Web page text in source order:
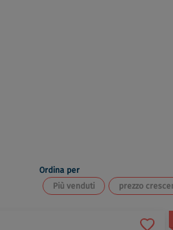
Ordina per
Più venduti
prezzo